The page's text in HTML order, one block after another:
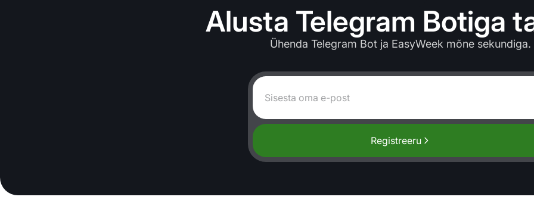
Alusta Telegram Botiga
Ühenda Telegram Bot ja EasyWeek mõne sekundiga.
Registreeru